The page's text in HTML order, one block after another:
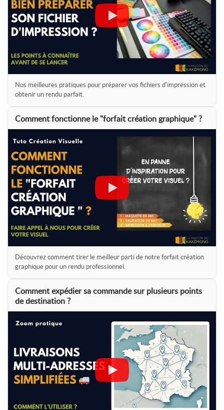
Nos meilleures pratiques pour préparer vos fichiers d'impression et
obtenir un rendu parfait.
Comment fonctionne le "forfait création graphique" ?
Découvrez comment tirer le meilleur parti de notre forfait création
graphique pour un rendu professionnel.
Comment expédier sa commande sur plusieurs points
de destination ?